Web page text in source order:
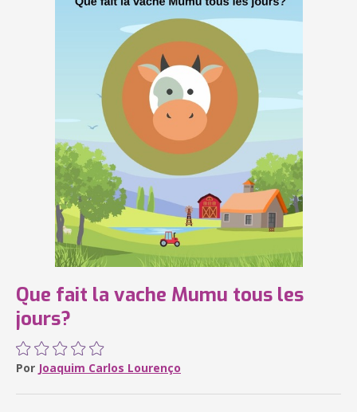
Que fait la vache Mumu tous les
jours?
Por Joaquim Carlos Lourenço